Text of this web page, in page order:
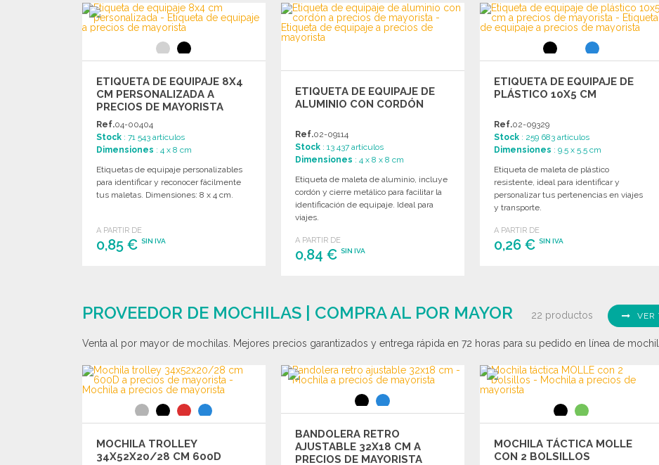
ETIQUETA DE EQUIPAJE 8X4
CM PERSONALIZADA A
PRECIOS DE MAYORISTA
Ref.04-00404
Stock : 71 543 artículos
Dimensiones : 4 x 8 cm
Etiquetas de equipaje personalizables
para identificar y reconocer fácilmente
tus maletas. Dimensiones: 8 x 4 cm.
A PARTIR DE
0,85 € SIN IVA
ETIQUETA DE EQUIPAJE DE
ALUMINIO CON CORDÓN
Ref.02-09114
Stock : 13 437 artículos
Dimensiones : 4 x 8 x 8 cm
Etiqueta de maleta de aluminio, incluye
cordón y cierre metálico para facilitar la
identificación de equipaje. Ideal para
viajes.
A PARTIR DE
0,84 €SIN IVA
Solicitar un presupuesto
ETIQUETA DE EQUIPAJE DE
PLÁSTICO 10X5 CM
Ref.02-09329
Stock : 259 683 artículos
Dimensiones : 9.5 x 5.5 cm
Etiqueta de maleta de plástico
resistente, ideal para identificar y
personalizar tus pertenencias en viajes
y transporte.
A PARTIR DE
0,26 €SIN IVA
PROVEEDOR DE MOCHILAS | COMPRA AL POR MAYOR 22 productos VER
Venta al por mayor de mochilas. Mejores precios garantizados y entrega rápida en 72 horas para su pedido en línea de
MOCHILA TROLLEY
34X52X20/28 CM 600D
BANDOLERA RETRO
AJUSTABLE 32X18 CM A
PRECIOS DE MAYORISTA
MOCHILA TÁCTICA MOLLE
CON 2 BOLSILLOS